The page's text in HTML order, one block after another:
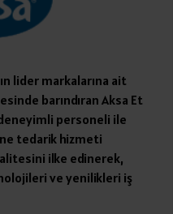
lider markalarına ait
barındıran Aksa Et
personeli ile
tedarik hizmeti
ilke edinerek,
ve yenilikleri iş